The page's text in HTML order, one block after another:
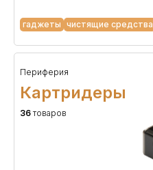
гаджеты чистящие средства
Периферия
Картридеры
36 товаров